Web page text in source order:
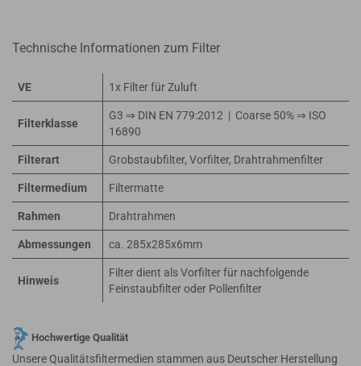
Technische Informationen zum Filter
VE 1x Filter für Zuluft
Filterklasse
G3 ⇒ DIN EN 779:2012 | Coarse 50% ⇒ ISO
16890
Filterart Grobstaubfilter, Vorfilter, Drahtrahmenfilter
Filtermedium Filtermatte
Rahmen Drahtrahmen
Abmessungen ca. 285x285x6mm
Hinweis
Filter dient als Vorfilter für nachfolgende
Feinstaubfilter oder Pollenfilter
Hochwertige Qualität
Unsere Qualitätsfiltermedien stammen aus Deutscher Herstellung